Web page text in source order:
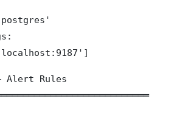
Alert Rules